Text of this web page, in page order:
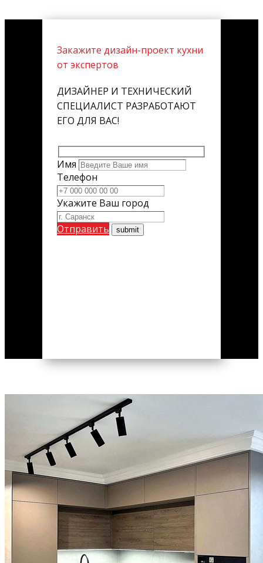
Закажите дизайн-проект кухни
от экспертов
ДИЗАЙНЕР И ТЕХНИЧЕСКИЙ
СПЕЦИАЛИСТ РАЗРАБОТАЮТ
ЕГО ДЛЯ ВАС!
Имя
Телефон
Укажите Ваш город
Отправить